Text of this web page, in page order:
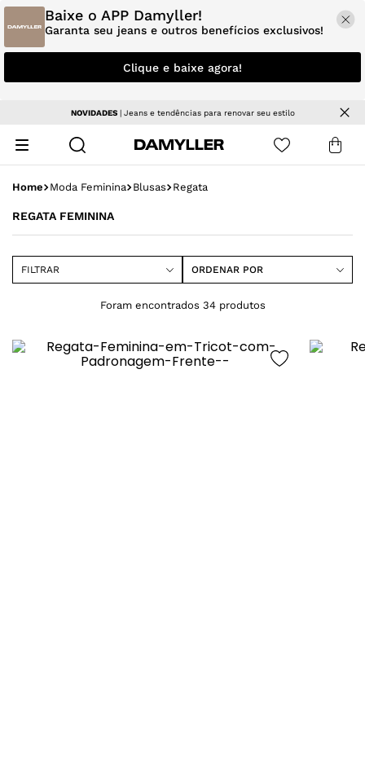
Baixe o APP Damyller!
Garanta seu jeans e outros benefícios exclusivos!
Clique e baixe agora!
Parcele em até 5x sem juros
Moda Feminina Blusas Regata
REGATA FEMININA
FILTRAR ORDENAR POR
34 produtos